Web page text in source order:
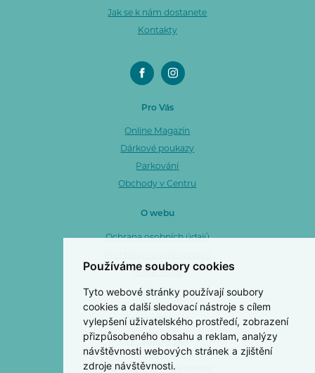
Používáme soubory cookies
Tyto webové stránky používají soubory
cookies a další sledovací nástroje s cílem
vylepšení uživatelského prostředí, zobrazení
přizpůsobeného obsahu a reklam, analýzy
návštěvnosti webových stránek a zjištění
zdroje návštěvnosti.
Jak se k nám dostanete
Kontakty
Pro Vás
Online Magazín
Dárkové poukazy
Parkování
Obchody v Centru
O webu
Ochrana osobních údajů
Mapa webu
Cookies
Centro Zlín a. s.
OC Centro Zlín
3. května 1170
763 02 Zlín 4 - Malenovice